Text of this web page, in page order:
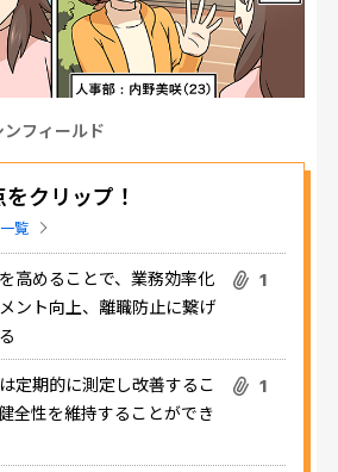
フィールド
クリップ！
覧
高めることで、業務効率化
ント向上、離職防止に繋げ
1
定期的に測定し改善するこ
全性を維持することができ
1